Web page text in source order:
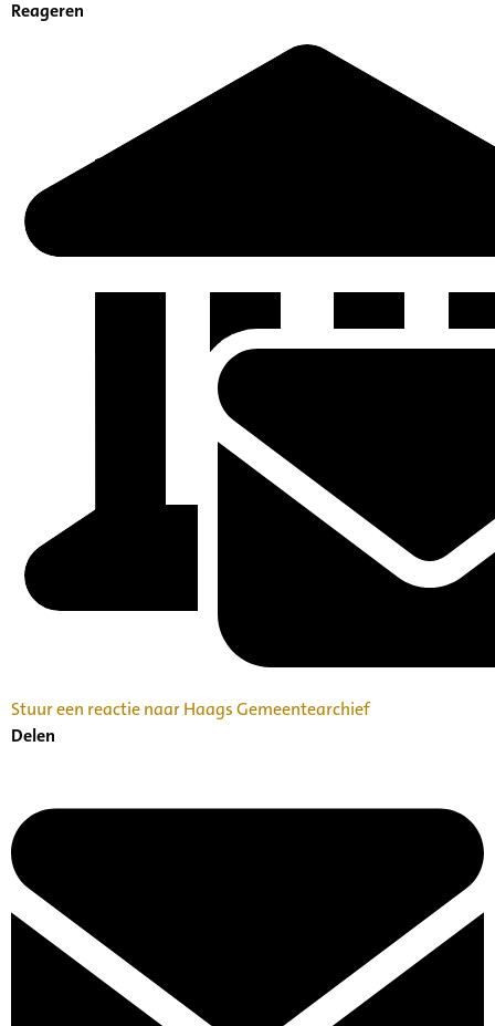
Reageren
Stuur een reactie naar Haags Gemeentearchief
Delen